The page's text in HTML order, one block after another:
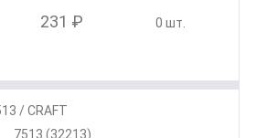
231 ₽ 0 шт.
/ CRAFT
7513 (32213)